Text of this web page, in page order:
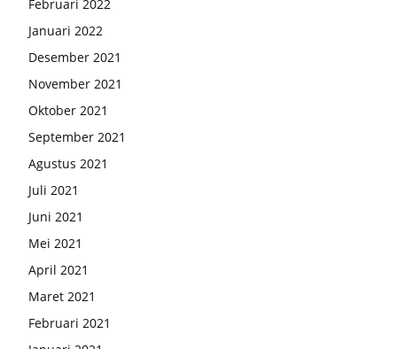
Februari 2022
Januari 2022
Desember 2021
November 2021
Oktober 2021
September 2021
Agustus 2021
Juli 2021
Juni 2021
Mei 2021
April 2021
Maret 2021
Februari 2021